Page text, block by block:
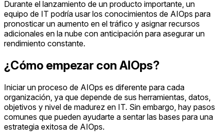
Durante el lanzamiento de un producto importante, un
equipo de IT podría usar los conocimientos de AIOps para
pronosticar un aumento en el tráfico y asignar recursos
adicionales en la nube con anticipación para asegurar un
rendimiento constante.
¿Cómo empezar con AIOps?
Iniciar un proceso de AIOps es diferente para cada
organización, ya que depende de sus herramientas, datos,
objetivos y nivel de madurez en IT. Sin embargo, hay pasos
comunes que pueden ayudarte a sentar las bases para una
estrategia exitosa de AIOps.